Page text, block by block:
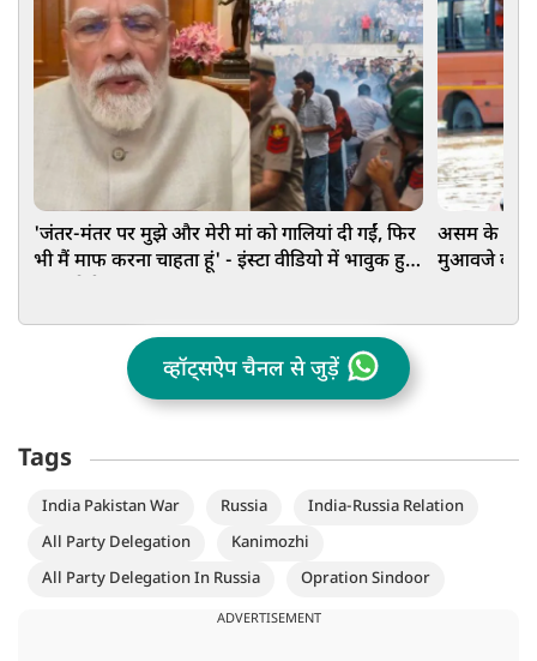
'जंतर-मंतर पर मुझे और मेरी मां को गालियां दी गईं, फिर
भी मैं माफ करना चाहता हूं' - इंस्टा वीडियो में भावुक हुए
असम के बाढ़
मुआवजे का
व्हॉट्सऐप चैनल से जुड़ें
Tags
India Pakistan War Russia
India-Russia Relation
All Party Delegation
Kanimozhi
All Party Delegation In Russia
Opration Sindoor
ADVERTISEMENT